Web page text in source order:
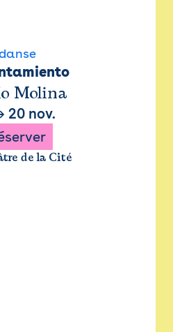
Molina
20 nov.
de la Cité